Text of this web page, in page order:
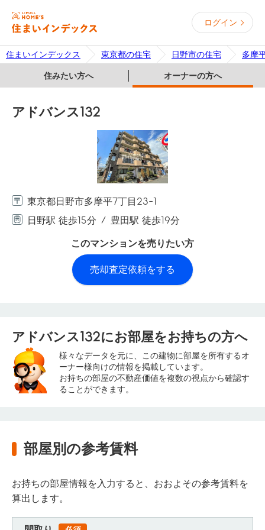
ログイン
住まいインデックス 東京都の住宅 日野市の住宅 多摩
住みたい方へ オーナーの方へ
アドバンス132
このマンションを売りたい方
売却査定依頼をする
東京都日野市多摩平7丁目23-1
日野駅 徒歩15分
豊田駅 徒歩19分
アドバンス132にお部屋をお持ちの方へ
様々なデータを元に、この建物に部屋を所有するオ
ーナー様向けの情報を掲載しています。
お持ちの部屋の不動産価値を複数の視点から確認す
ることができます。
部屋別の参考賃料
お持ちの部屋情報を入力すると、おおよその参考賃料を
算出します。